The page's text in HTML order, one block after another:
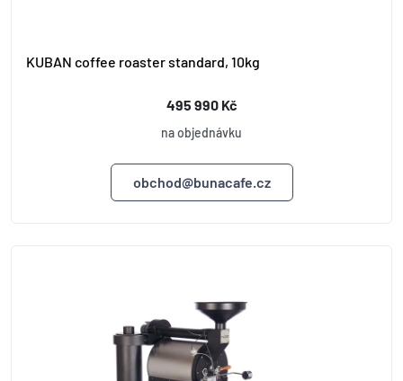
KUBAN coffee roaster standard, 10kg
495 990 Kč
na objednávku
obchod@bunacafe.cz